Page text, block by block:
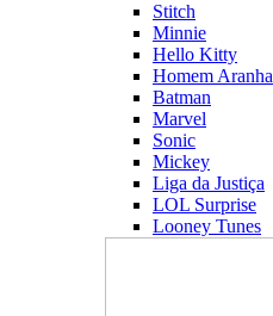
Stitch
Minnie
Hello Kitty
Homem Aranha
Batman
Marvel
Sonic
Mickey
Liga da Justiça
LOL Surprise
Looney Tunes